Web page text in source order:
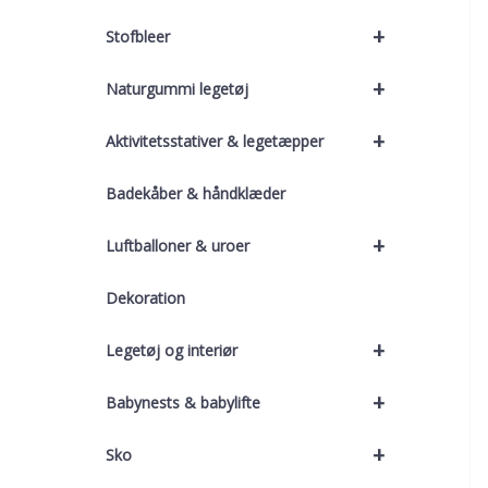
+
Stofbleer
+
Naturgummi legetøj
+
Aktivitetsstativer & legetæpper
Badekåber & håndklæder
+
Luftballoner & uroer
Dekoration
+
Legetøj og interiør
+
Babynests & babylifte
+
Sko